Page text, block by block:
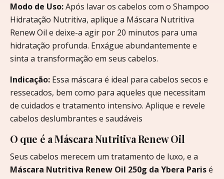
Modo de Uso:Após lavar os cabelos com o Shampoo
Hidratação Nutritiva, aplique a Máscara Nutritiva
Renew Oil e deixe-a agir por 20 minutos para uma
hidratação profunda. Enxágue abundantemente e
sinta a transformação em seus cabelos.
Indicação: Essa máscara é ideal para cabelos secos e
ressecados, bem como para aqueles que necessitam
de cuidados e tratamento intensivo. Aplique e revele
cabelos deslumbrantes e saudáveis
O que é aMáscara Nutritiva Renew Oil
Seus cabelos merecem um tratamento de luxo, e a
Máscara Nutritiva Renew Oil 250g da Ybera Parisé